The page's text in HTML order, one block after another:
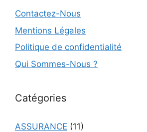
Contactez-Nous
Mentions Légales
Politique de confidentialité
Qui Sommes-Nous ?
Catégories
ASSURANCE (11)